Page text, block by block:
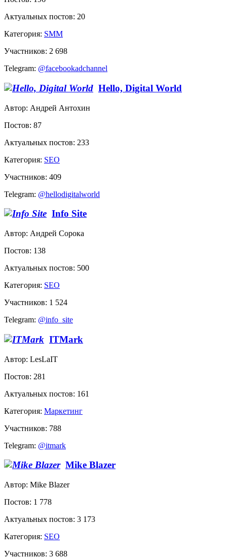
Актуальных постов: 20
Категория: SMM
Участников: 2 698
Telegram: @facebookadchannel
Hello, Digital World
Автор: Андрей Антохин
Постов: 87
Актуальных постов: 233
Категория: SEO
Участников: 409
Telegram: @hellodigitalworld
Info Site
Автор: Андрей Сорока
Постов: 138
Актуальных постов: 500
Категория: SEO
Участников: 1 524
Telegram: @info_site
ITMark
Автор: LesLaIT
Постов: 281
Актуальных постов: 161
Категория: Маркетинг
Участников: 788
Telegram: @itmark
Mike Blazer
Автор: Mike Blazer
Постов: 1 778
Актуальных постов: 3 173
Категория: SEO
Участников: 3 688